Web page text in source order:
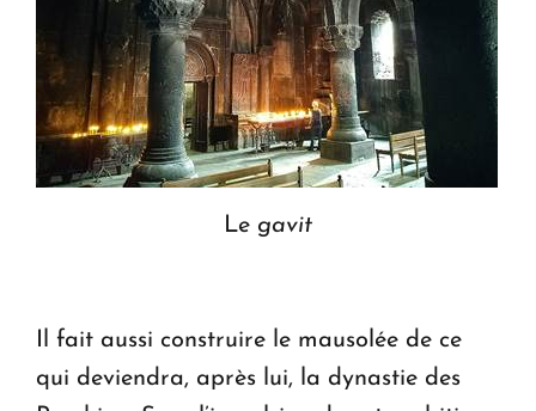
Le gavit
Il fait aussi construire le mausolée de ce
qui deviendra, après lui, la dynastie des